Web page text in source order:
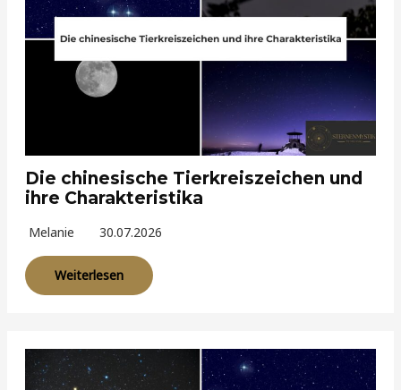
Die chinesische Tierkreiszeichen und
ihre Charakteristika
Melanie 30.07.2026
Weiterlesen